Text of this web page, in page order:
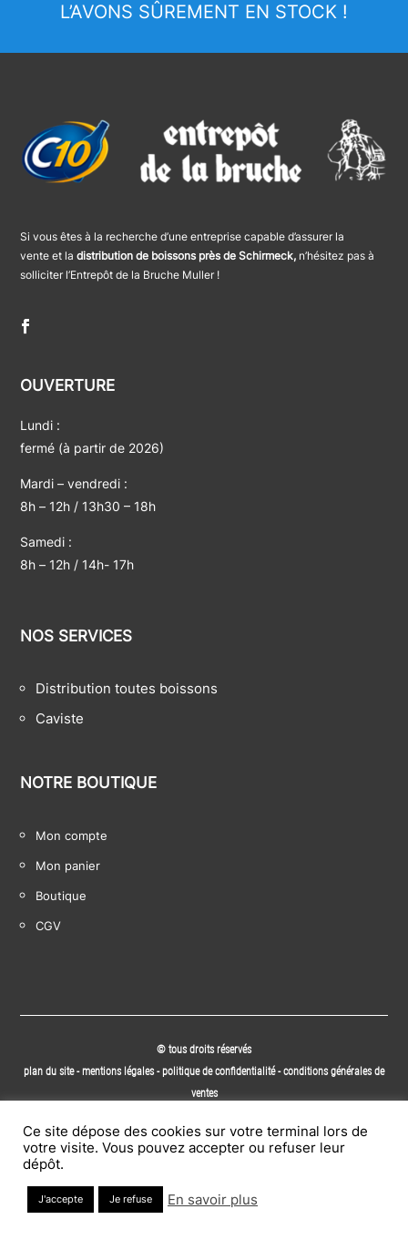
L’AVONS SÛREMENT EN STOCK !
Si vous êtes à la recherche d’une entreprise capable d’assurer la
vente et ladistribution de boissons près de Schirmeck, n’hésitez pas à
solliciter l’Entrepôt de la Bruche Muller !
OUVERTURE
Lundi :
fermé (à partir de 2026)
Mardi – vendredi :
8h – 12h / 13h30 – 18h
Samedi :
8h – 12h / 14h- 17h
NOS SERVICES
Distribution toutes boissons
Caviste
NOTRE BOUTIQUE
Mon compte
Mon panier
Boutique
CGV
© tous droits réservés
plan du site-mentions légales -politique de confidentialité-conditions générales de
ventes
INOVA WEB
Ce site dépose des cookies sur votre terminal lors de
votre visite. Vous pouvez accepter ou refuser leur
dépôt.
J'accepte Je refuse En savoir plus